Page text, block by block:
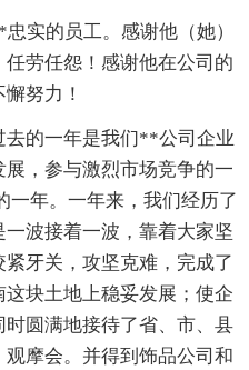
实的员工。感谢他（她）
劳任怨！感谢他在公司的
努力！
去的一年是我们**公司企业
，参与激烈市场竞争的一
一年。一年来，我们经历了
波接着一波，靠着大家坚
牙关，攻坚克难，完成了
块土地上稳妥发展；使企
圆满地接待了省、市、县
摩会。并得到饰品公司和